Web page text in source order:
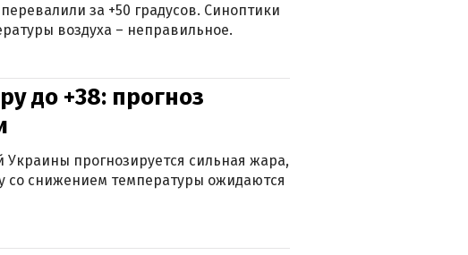
за +50 градусов. Синоптики
воздуха – неправильное.
до +38: прогноз
прогнозируется сильная жара,
со снижением температуры ожидаются